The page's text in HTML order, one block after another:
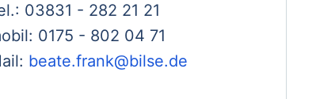
03831 - 282 21 21
0175 - 802 04 71
beate.frank@bilse.de